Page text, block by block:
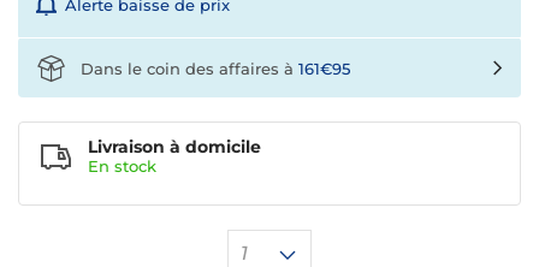
Alerte baisse de prix
1
Livraison à domicile
En stock
Dans le coin des affaires à 161€95